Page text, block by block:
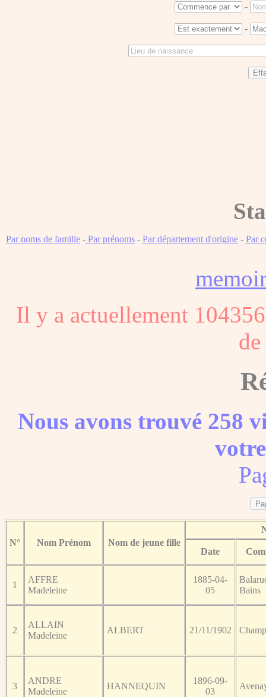
-
-
Par noms de famille-Par prénoms- Par département d'origine- Par
Il y a actuellement
Nous avons trouvé 258
N° Nom Prénom Nom de jeune fille
Date
1
AFFRE
Madeleine
1885-04-
05
Bains
2
ALLAIN
Madeleine
ALBERT 21/11/1902
3
ANDRE
Madeleine
HANNEQUIN
1896-09-
03